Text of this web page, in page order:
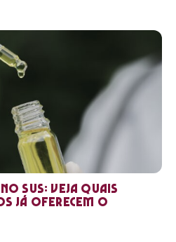
SUS: veja quais
já oferecem o